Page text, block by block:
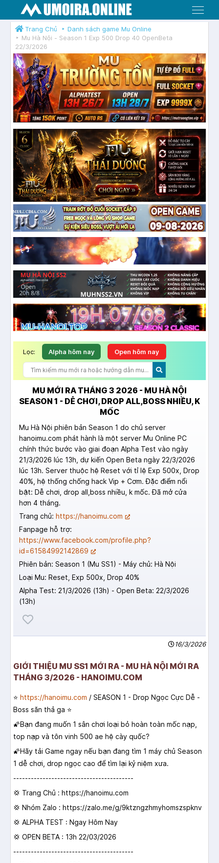
Menu
Trang Chủ
Danh sách game Mu Online
Mu Hà Nội - Season 1 Exp 500 Drop 40 OpenBeta
22/3/2026
Lọc: Alpha hôm nay Open hôm nay
MU MỚI RA THÁNG 3 2026 - MU HÀ NỘI
SEASON 1 - DỄ CHƠI, DROP ALL,BOSS NHIỀU, K
MỐC
Mu Hà Nội phiên bản Season 1 do chủ server
hanoimu.com phát hành là một server Mu Online PC
chính thức bước vào giai đoạn Alpha Test vào ngày
21/3/2026 lúc 13h, dự kiến Open Beta ngày 22/3/2026
lúc 13h. Server thuộc hệ Reset với tỉ lệ Exp 500x, Drop
40%, hệ thống chống hack Vip + Cơm. Đặc điểm nổi
bật: Dễ chơi, drop all,boss nhiều, k mốc. Đã mở cửa
hơn 4 tháng.
Trang chủ: https://hanoimu.com
Fanpage hỗ trợ:
https://www.facebook.com/profile.php?
id=61584992142869
Phiên bản: Season 1 (Mu SS1) - Máy chủ: Hà Nội
Loại Mu: Reset, Exp 500x, Drop 40%
Alpha Test: 21/3/2026 (13h) - Open Beta: 22/3/2026
(13h)
16/3/2026
GIỚI THIỆU MU SS1 MỚI RA - MU HÀ NỘI MỚI RA
THÁNG 3/2026 - HANOIMU.COM
⭐️ https://hanoimu.com / SEASON 1 - Drop Ngọc Cực Dễ -
Boss săn thả ga ⭐️
🌠Bạn đang muốn 1 sân chơi loại bỏ hoàn toàn mốc nạp,
top nạp và tôn vinh 500 ae hệ cày quốc?
🌠Hãy tải Game ngay nếu bạn đang tìm 1 máy chủ Season
1 dễ chơi, drop ngọc cao để tìm lại kỷ niệm xưa.
-----------------------------------------
💢 Trang Chủ : https://hanoimu.com
💢 Nhóm Zalo : https://zalo.me/g/9ktzngzhmyhomszspknv
💢 ALPHA TEST : Ngay Hôm Nay
💢 OPEN BETA : 13h 22/03/2026
-----------------------------------------